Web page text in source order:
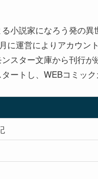
小説家になろう発の
に運営によりアカウン
スター文庫から刊行
ートし、WEBコミッ